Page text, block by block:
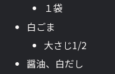
１袋
白ごま
大さじ1/2
醤油、白だし